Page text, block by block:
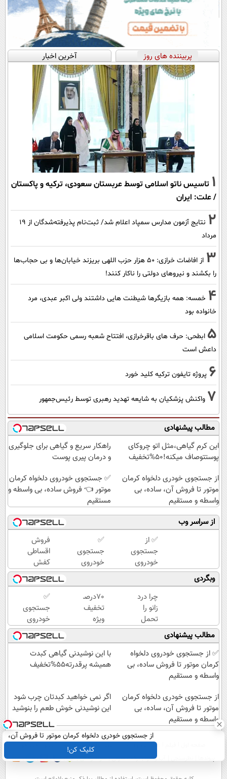
پربیننده های روز آخرین اخبار
1 تاسیس ناتو اسلامی توسط عربستان سعودی، ترکیه و پاکستان
/ علت: ایران
2
نتایج آزمون مدارس سمپاد اعلام شد/ ثبت‌نام پذیرفته‌شدگان از ۱۹
مرداد
3
از افاضات خرازی: ۵۰ هزار حزب اللهی بریزند خیابان‌ها و بی حجاب‌ها
را بکشند و نیرو‌های دولتی را ناکار کنند!
4 خمسه: همه بازیگرها شیطنت هایی داشتند ولی اکبر عبدی، مرد
خانواده بود
5 ابطحی: حرف های باقرخرازی، افتتاح شعبه رسمی حکومت اسلامی
داعش است
6 پروژه تایفون ترکیه کلید خورد
7 واکنش پزشکیان به شایعه تهدید رهبری توسط رئیس‌جمهور
مطالب پیشنهادی
این کرم گیاهی،مثل اتو چروکای
پوستتوصاف میکنه!50%تخفیف
راهکار سریع و گیاهی برای جلوگیری
و درمان پیری پوست
از جستجوی خودری دلخواه کرمان
موتور تا فروش آن، ساده، بی
واسطه و مستقیم
✅ جستجوی خودروی دلخواه کرمان
موتور 👈 فروش ساده، بی واسطه و
مستقیم
از سراسر وب
✅ از
جستجوی
خودروی
دلخواه
کرمان
موتور تا
فروش
ساده، بی
واسطه و
مستقیم
✅
جستجوی
خودروی
دلخواه
کرمان
موتور 👈
فروش
ساده، بی
واسطه و
مستقیم
فروش
اقساطی
کفش
چرم با
70درصد
تخفیف
وبگردی
چرا درد
زانو را
تحمل
می‌کنی؟
خیلی
ساده
درمنزل
70درصد
تخفیف
ویژه
کفش
چرم (از
دستش
نده)
✅
جستجوی
خودروی
دلخواه
کرمان
موتور 👈
فروش
مستقیم
مطالب پیشنهادی
✅ از جستجوی خودروی دلخواه
کرمان موتور تا فروش ساده، بی
واسطه و مستقیم
با این نوشیدنی گیاهی کبدت
همیشه پرقدرته55%تخفیف
از جستجوی خودری دلخواه کرمان
موتور تا فروش آن، ساده، بی
واسطه و مستقیم
اگر نمی خواهید کبدتان چرب شود
این نوشیدنی خوش طعم را بنوشید
از جستجوی خودری دلخواه کرمان موتور تا فروش آن،
ساده، بی واسطه و مستقیم
کلیک کن! عصر ایران۲ درباره عصرایران تماس با ما
آب و هوا اوقات شرعی سواد زندگی